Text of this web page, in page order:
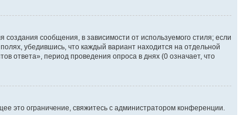
сообщения, в зависимости от используемого стиля; если
убедившись, что каждый вариант находится на отдельной
ответа», период проведения опроса в днях (0 означает, что
это ограничение, свяжитесь с администратором конференции.